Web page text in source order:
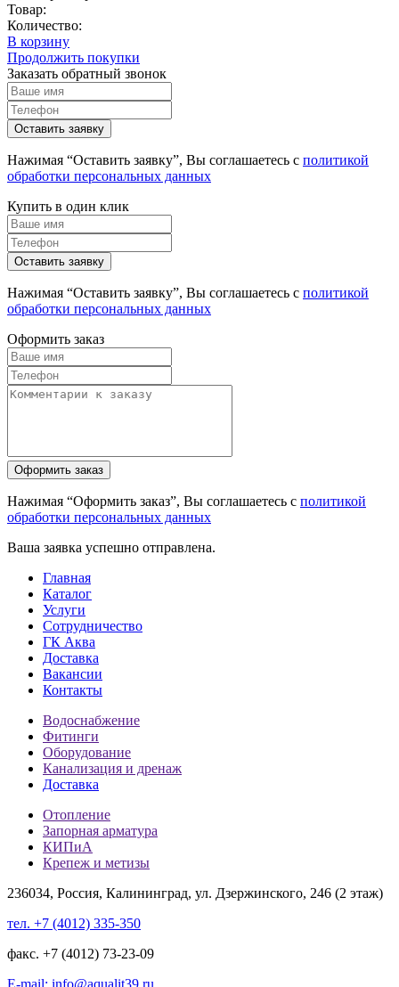
Товар:
Количество:
В корзину
Продолжить покупки
Заказать обратный звонок
Нажимая “Оставить заявку”, Вы соглашаетесь с политикой
обработки персональных данных
Купить в один клик
Нажимая “Оставить заявку”, Вы соглашаетесь с политикой
обработки персональных данных
Оформить заказ
Нажимая “Оформить заказ”, Вы соглашаетесь с политикой
обработки персональных данных
Ваша заявка успешно отправлена.
Главная
Каталог
Услуги
Сотрудничество
ГК Аква
Доставка
Вакансии
Контакты
Водоснабжение
Фитинги
Оборудование
Канализация и дренаж
Доставка
Отопление
Запорная арматура
КИПиА
Крепеж и метизы
236034, Россия, Калининград, ул. Дзержинского, 246 (2 этаж)
тел. +7 (4012) 335-350
факс. +7 (4012) 73-23-09
E-mail: info@aqualit39.ru